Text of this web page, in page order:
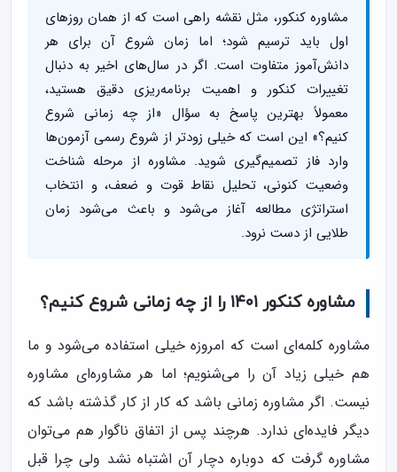
مشاوره کنکور، مثل نقشه راهی است که از همان روزهای
اول باید ترسیم شود؛ اما زمان شروع آن برای هر
دانش‌آموز متفاوت است. اگر در سال‌های اخیر به دنبال
تغییرات کنکور و اهمیت برنامه‌ریزی دقیق هستید،
معمولاً بهترین پاسخ به سؤال «از چه زمانی شروع
کنیم؟» این است که خیلی زودتر از شروع رسمی آزمون‌ها
وارد فاز تصمیم‌گیری شوید. مشاوره از مرحله شناخت
وضعیت کنونی، تحلیل نقاط قوت و ضعف، و انتخاب
استراتژی مطالعه آغاز می‌شود و باعث می‌شود زمان
طلایی از دست نرود.
مشاوره کنکور ۱۴۰۱ را از چه زمانی شروع کنیم؟
مشاوره کلمه‌ای است که امروزه خیلی استفاده می‌شود و ما
هم خیلی زیاد آن را می‌شنویم؛ اما هر مشاوره‌ای مشاوره
نیست. اگر مشاوره زمانی باشد که کار از کار گذشته باشد که
دیگر فایده‌ای ندارد. هرچند پس از اتفاق ناگوار هم می‌توان
مشاوره گرفت که دوباره دچار آن اشتباه نشد ولی چرا قبل